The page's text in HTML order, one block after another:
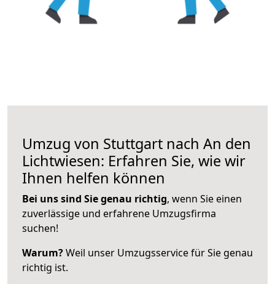
Umzug von Stuttgart nach An den
Lichtwiesen: Erfahren Sie, wie wir
Ihnen helfen können
Bei uns sind Sie genau richtig, wenn Sie einen
zuverlässige und erfahrene Umzugsfirma
suchen!
Warum?Weil unser Umzugsservice für Sie genau
richtig ist.